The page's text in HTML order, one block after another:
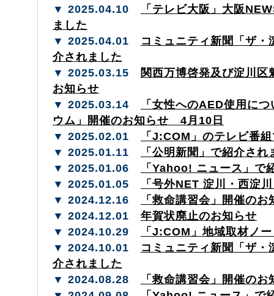
▼ 2025.04.10
「テレビ大阪」大阪
ました
▼ 2025.04.01 コミュニティ新聞「ザ・
介されました
▼ 2025.03.15 関西万博啓発及び淀川区
お知らせ
▼ 2025.03.14
「女性へのAED使用に
ウム」開催のお知らせ 4月10日
▼ 2025.02.01
「J:COM」のテレビ番
▼ 2025.01.11
「公明新聞」で紹介され
▼ 2025.01.06
「Yahoo! ニュース」で
▼ 2025.01.05
「号外NET 淀川・西淀
▼ 2024.12.16
「救命講習会」開催の
▼ 2024.12.01 年賀状廃止のお知らせ
▼ 2024.10.29
「J:COM」地域取材ノ
▼ 2024.10.01 コミュニティ新聞「ザ
介されました
▼ 2024.08.28
「救命講習会」開催の